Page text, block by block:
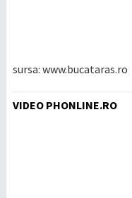
sursa: www.bucataras.ro
VIDEO PHONLINE.RO